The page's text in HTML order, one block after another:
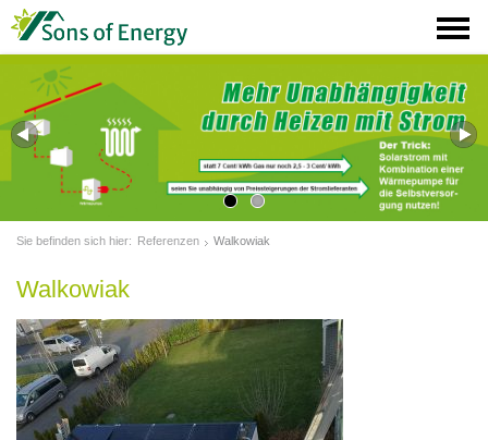
Sie befinden sich hier: Referenzen Walkowiak
Walkowiak